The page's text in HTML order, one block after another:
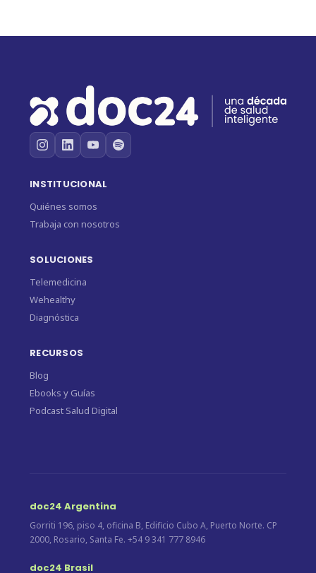
INSTITUCIONAL
Quiénes somos
Trabaja con nosotros
SOLUCIONES
Telemedicina
Wehealthy
Diagnóstica
RECURSOS
Blog
Ebooks y Guías
Podcast Salud Digital
doc24 Argentina
Gorriti 196, piso 4, oficina B, Edificio Cubo A, Puerto Norte. CP
2000, Rosario, Santa Fe. +54 9 341 777 8946
doc24 Brasil